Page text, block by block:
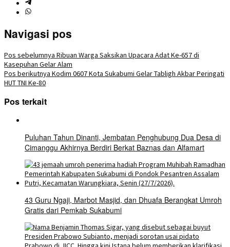
Navigasi pos
Pos sebelumnya Ribuan Warga Saksikan Upacara Adat Ke-657 di
Kasepuhan Gelar Alam
Pos berikutnya Kodim 0607 Kota Sukabumi Gelar Tabligh Akbar Peringati
HUT TNI Ke-80
Pos terkait
Puluhan Tahun Dinanti, Jembatan Penghubung Dua Desa di
Cimanggu Akhirnya Berdiri Berkat Baznas dan Alfamart
43 Guru Ngaji, Marbot Masjid, dan Dhuafa Berangkat Umroh
Gratis dari Pemkab Sukabumi